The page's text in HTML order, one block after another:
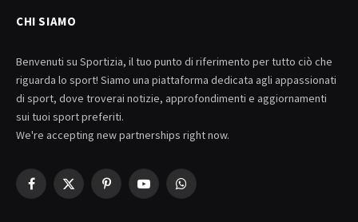
CHI SIAMO
Benvenuti su Sportizia, il tuo punto di riferimento per tutto ciò che
riguarda lo sport! Siamo una piattaforma dedicata agli appassionati
di sport, dove troverai notizie, approfondimenti e aggiornamenti
sui tuoi sport preferiti.
We're accepting new partnerships right now.
Facebook
X
PinterestYouTubeWhatsApp